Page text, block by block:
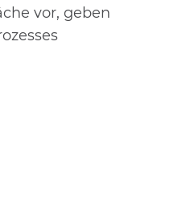
vor, geben